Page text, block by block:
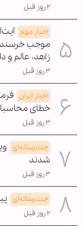
۲ روز قبل
اخبار مهم
موجب
زاهد، عالم
۳ روز قبل
اخبار ایران
خطای
۳ روز قبل
چندرسانه‌ای
شدند
۳ روز قبل
چندرسانه‌ای
۲ روز قبل